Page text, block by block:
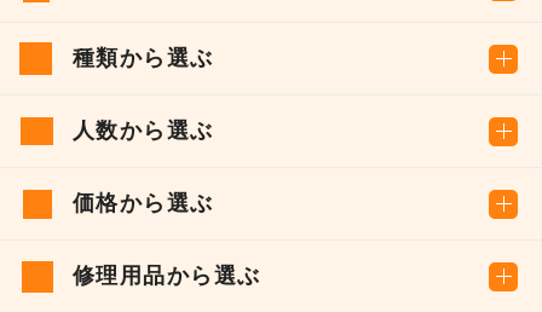
種類から選ぶ
人数から選ぶ
価格から選ぶ
修理用品から選ぶ